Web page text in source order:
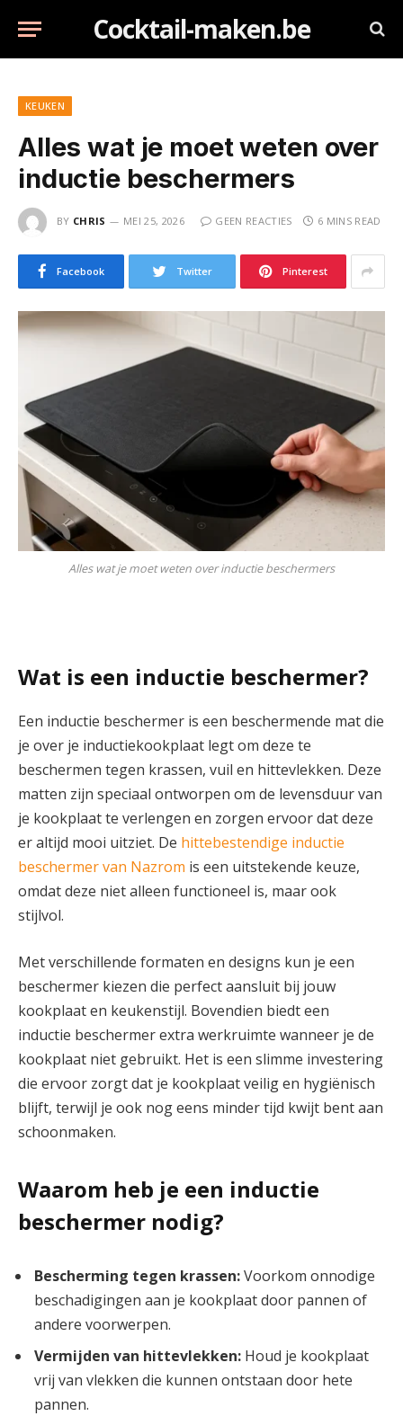
Cocktail-maken.be
KEUKEN
Alles wat je moet weten over
inductie beschermers
BY CHRIS MEI 25, 2026 GEEN REACTIES 6 MINS READ
Facebook Twitter Pinterest
Alles wat je moet weten over inductie beschermers
Wat is een inductie beschermer?
Een inductie beschermer is een beschermende mat die
je over je inductiekookplaat legt om deze te
beschermen tegen krassen, vuil en hittevlekken. Deze
matten zijn speciaal ontworpen om de levensduur van
je kookplaat te verlengen en zorgen ervoor dat deze
er altijd mooi uitziet. De hittebestendige inductie
beschermer van Nazrom is een uitstekende keuze,
omdat deze niet alleen functioneel is, maar ook
stijlvol.
Met verschillende formaten en designs kun je een
beschermer kiezen die perfect aansluit bij jouw
kookplaat en keukenstijl. Bovendien biedt een
inductie beschermer extra werkruimte wanneer je de
kookplaat niet gebruikt. Het is een slimme investering
die ervoor zorgt dat je kookplaat veilig en hygiënisch
blijft, terwijl je ook nog eens minder tijd kwijt bent aan
schoonmaken.
Waarom heb je een inductie
beschermer nodig?
Bescherming tegen krassen:Voorkom onnodige
beschadigingen aan je kookplaat door pannen of
andere voorwerpen.
Vermijden van hittevlekken: Houd je kookplaat
vrij van vlekken die kunnen ontstaan door hete
pannen.